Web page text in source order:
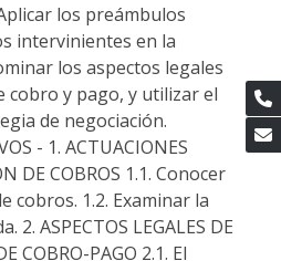
los preámbulos
intervinientes en la
los aspectos legales
cobro y pago, y utilizar el
de negociación.
- 1. ACTUACIONES
DE COBROS 1.1. Conocer
cobros. 1.2. Examinar la
ASPECTOS LEGALES DE
COBRO-PAGO 2.1. El